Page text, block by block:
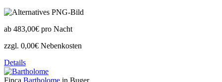
ab 483,00€ pro Nacht
zzgl. 0,00€ Nebenkosten
Details
Finca Bartholome in Buger